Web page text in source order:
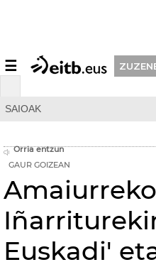
☰
SAIOAK
Orria entzun
GAUR GOIZEAN
Euskadi'